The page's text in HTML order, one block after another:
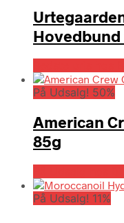
Hovedbund
På Udsalg! 50%
American
85g
På Udsalg! 11%